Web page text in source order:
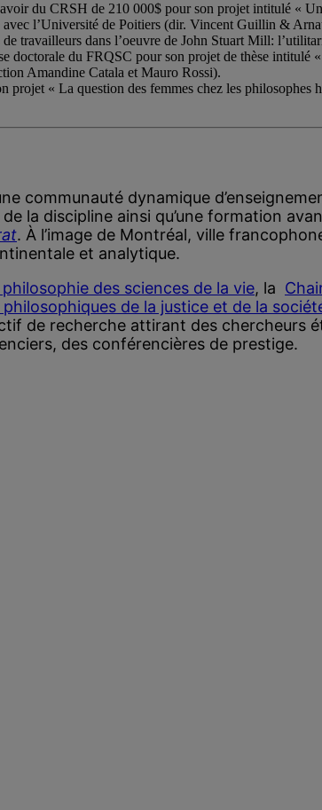
du CRSH de 210 000$ pour son projet intitulé «
l’Université de Poitiers (dir. Vincent Guillin &
travailleurs dans l’oeuvre de John Stuart Mill:
du FRQSC pour son projet de thèse intitulé
Amandine Catala et Mauro Rossi).
« La question des femmes chez les philosophes
communauté dynamique
de la discipline ainsi qu’une formation
. À l’image de Montréal, ville
et analytique.
des sciences de la vie, la
de la justice et de la
de recherche attirant des chercheurs
des conférencières de prestige.